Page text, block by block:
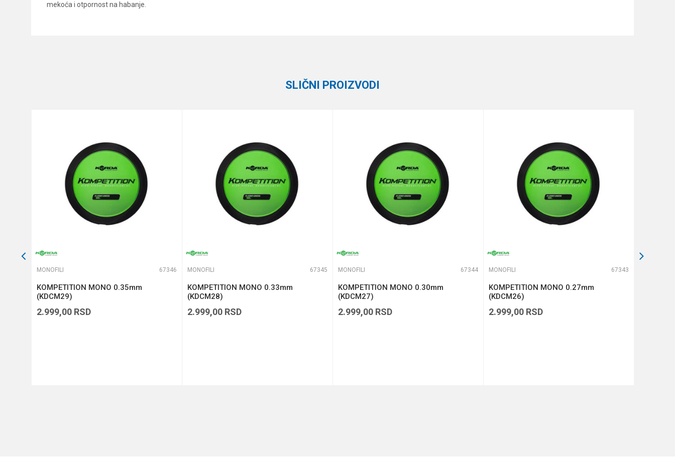
mekoća i otpornost na habanje.
Anti-spam zaštita - izračunajte koliko je 4 + 1 :
SLIČNI PROIZVODI
MONOFILI 67346
KOMPETITION MONO 0.35mm
(KDCM29)
2.999,00 RSD
MONOFILI 67345
KOMPETITION MONO 0.33mm
(KDCM28)
2.999,00 RSD
MONOFILI 67344
KOMPETITION MONO 0.30mm
(KDCM27)
2.999,00 RSD
MONOFILI 67343
KOMPETITION MONO 0.27mm
(KDCM26)
2.999,00 RSD